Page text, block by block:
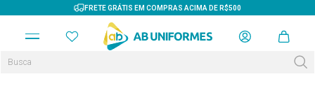
FRETE GRÁTIS EM COMPRAS ACIMA DE R$500